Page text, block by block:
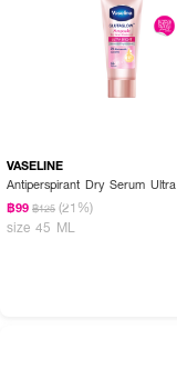
VASELINE
Antiperspirant Dry Serum
฿99 ฿125 (21%)
size 45 ML